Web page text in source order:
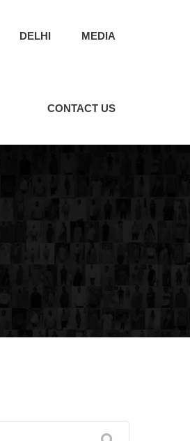
DELHI MEDIA
CONTACT US